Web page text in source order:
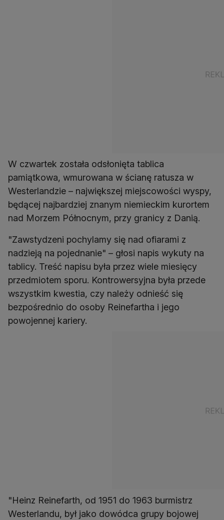
W czwartek została odsłonięta tablica
pamiątkowa, wmurowana w ścianę ratusza w
Westerlandzie – największej miejscowości wyspy,
będącej najbardziej znanym niemieckim kurortem
nad Morzem Północnym, przy granicy z Danią.
"Zawstydzeni pochylamy się nad ofiarami z
nadzieją na pojednanie" – głosi napis wykuty na
tablicy. Treść napisu była przez wiele miesięcy
przedmiotem sporu. Kontrowersyjna była przede
wszystkim kwestia, czy należy odnieść się
bezpośrednio do osoby Reinefartha i jego
powojennej kariery.
"Heinz Reinefarth, od 1951 do 1963 burmistrz
Westerlandu, był jako dowódca grupy bojowej